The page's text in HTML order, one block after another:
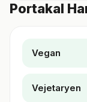
Portakal
Vegan
Vejetaryen